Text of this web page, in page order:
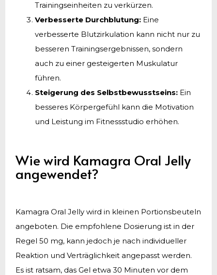
Trainingseinheiten zu verkürzen.
Verbesserte Durchblutung: Eine
verbesserte Blutzirkulation kann nicht nur zu
besseren Trainingsergebnissen, sondern
auch zu einer gesteigerten Muskulatur
führen.
Steigerung des Selbstbewusstseins: Ein
besseres Körpergefühl kann die Motivation
und Leistung im Fitnessstudio erhöhen.
Wie wird Kamagra Oral Jelly
angewendet?
Kamagra Oral Jelly wird in kleinen Portionsbeuteln
angeboten. Die empfohlene Dosierung ist in der
Regel 50 mg, kann jedoch je nach individueller
Reaktion und Verträglichkeit angepasst werden.
Es ist ratsam, das Gel etwa 30 Minuten vor dem